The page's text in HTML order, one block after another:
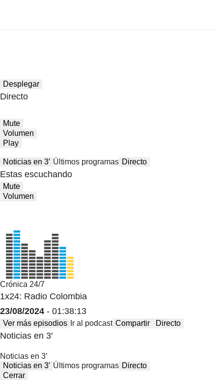
Desplegar
Directo
Mute
Volumen
Play
Noticias en 3′ Últimos programas Directo
Estas escuchando
Mute
Volumen
Crónica 24/7
1x24: Radio Colombia
23/08/2024 - 01:38:13
Ver más episodios Ir al podcast Compartir Directo
Noticias en 3′
Noticias en 3′
Noticias en 3′ Últimos programas Directo
Cerrar